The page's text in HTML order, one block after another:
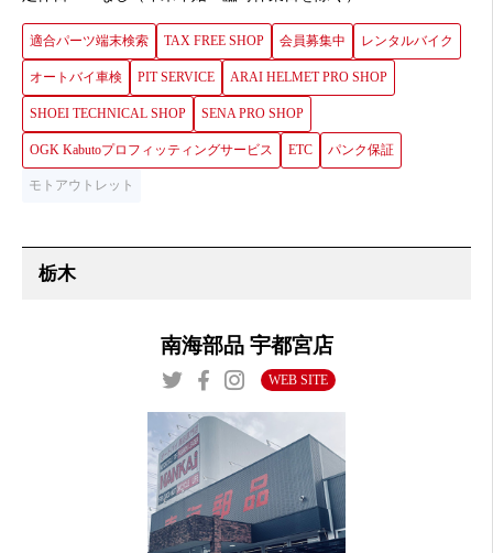
適合パーツ端末検索 TAX FREE SHOP 会員募集中 レンタルバイク
オートバイ車検 PIT SERVICE ARAI HELMET PRO SHOP
SHOEI TECHNICAL SHOP SENA PRO SHOP
OGK Kabutoプロフィッティングサービス ETC パンク保証
モトアウトレット
南海部品 宇都宮店
WEB SITE